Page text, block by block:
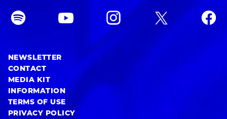
NEWSLETTER
CONTACT
MEDIA KIT
INFORMATION
TERMS OF USE
PRIVACY POLICY